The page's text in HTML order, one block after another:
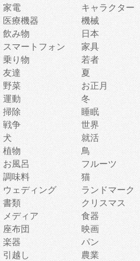
家電 キャラクター
医療機器 機械
飲み物 日本
スマートフォン 家具
乗り物 若者
友達 夏
野菜 お正月
運動 冬
掃除 睡眠
戦争 世界
犬 就活
植物 鳥
お風呂 フルーツ
調味料 猫
ウェディング ランドマーク
書類 クリスマス
メディア 食器
座布団 映画
楽器 パン
引越し 農業